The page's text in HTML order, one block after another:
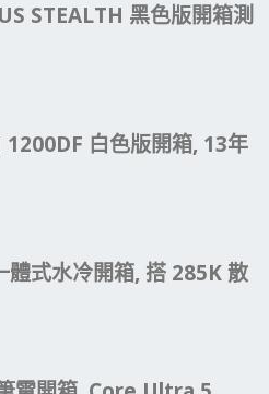
STEALTH 黑色版開箱測
白色版開箱, 13年
體式水冷開箱, 搭 285K 散